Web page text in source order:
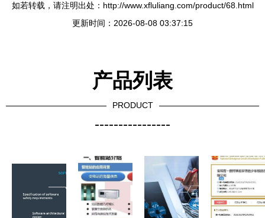
如若转载，请注明出处：http://www.xfluliang.com/product/68.html
更新时间：2026-08-08 03:37:15
产品列表
PRODUCT
----------------